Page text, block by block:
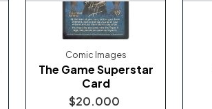
Comic Images
The Game Superstar
Card
$20.000